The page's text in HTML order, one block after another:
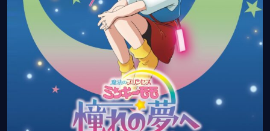
อนิเมะ
ตารางออกอากาศอนิ
เมะ (คืนนี้)
ตารางออกอากาศอนิ
เมะ